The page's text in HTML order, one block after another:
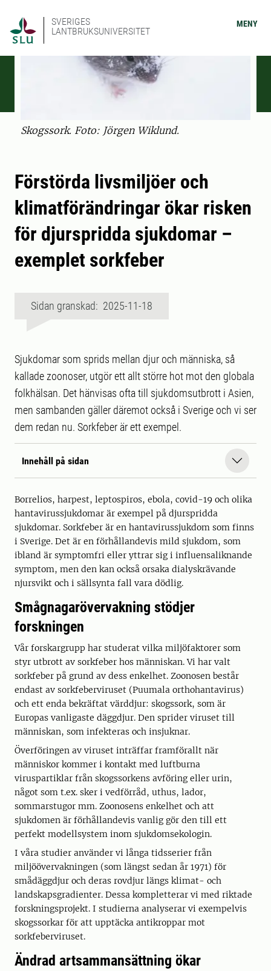
SVERIGES
LANTBRUKSUNIVERSITET
MENY
Skogssork. Foto: Jörgen Wiklund.
Förstörda livsmiljöer och
klimatförändringar ökar risken
för djurspridda sjukdomar –
exemplet sorkfeber
Sidan granskad: 2025-11-18
Sjukdomar som sprids mellan djur och människa, så
kallade zoonoser, utgör ett allt större hot mot den globala
folkhälsan. Det hänvisas ofta till sjukdomsutbrott i Asien,
men sambanden gäller däremot också i Sverige och vi ser
dem redan nu. Sorkfeber är ett exempel.
Innehåll på sidan
Borrelios, harpest, leptospiros, ebola, covid-19 och olika
hantavirussjukdomar är exempel på djurspridda
sjukdomar. Sorkfeber är en hantavirussjukdom som finns
i Sverige. Det är en förhållandevis mild sjukdom, som
ibland är symptomfri eller yttrar sig i influensaliknande
symptom, men den kan också orsaka dialyskrävande
njursvikt och i sällsynta fall vara dödlig.
Smågnagarövervakning stödjer
forskningen
Vår forskargrupp har studerat vilka miljöfaktorer som
styr utbrott av sorkfeber hos människan. Vi har valt
sorkfeber på grund av dess enkelhet. Zoonosen består
endast av sorkfeberviruset (Puumala orthohantavirus)
och ett enda bekräftat värddjur: skogssork, som är
Europas vanligaste däggdjur. Den sprider viruset till
människan, som infekteras och insjuknar.
Överföringen av viruset inträffar framförallt när
människor kommer i kontakt med luftburna
viruspartiklar från skogssorkens avföring eller urin,
något som t.ex. sker i vedförråd, uthus, lador,
sommarstugor mm. Zoonosens enkelhet och att
sjukdomen är förhållandevis vanlig gör den till ett
perfekt modellsystem inom sjukdomsekologin.
I våra studier använder vi långa tidsserier från
miljöövervakningen (som längst sedan år 1971) för
smådäggdjur och deras rovdjur längs klimat- och
landskapsgradienter. Dessa kompletterar vi med riktade
forskningsprojekt. I studierna analyserar vi exempelvis
skogssorkar för att upptäcka antikroppar mot
sorkfeberviruset.
Ändrad artsammansättning ökar